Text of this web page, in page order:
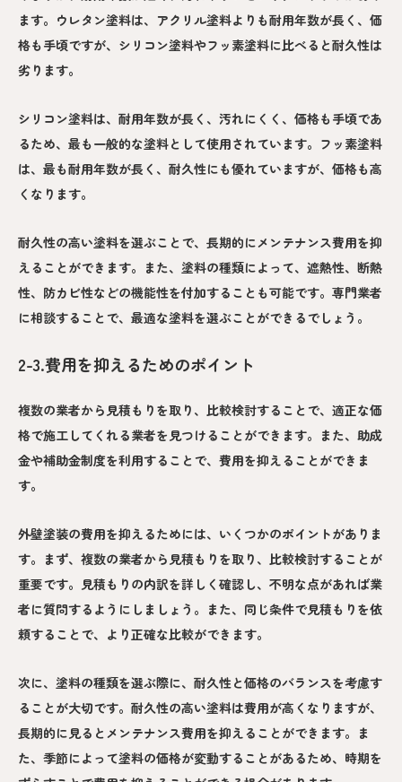
ます。ウレタン塗料は、アクリル塗料よりも耐用年数が長く、価
格も手頃ですが、シリコン塗料やフッ素塗料に比べると耐久性は
劣ります。
シリコン塗料は、耐用年数が長く、汚れにくく、価格も手頃であ
るため、最も一般的な塗料として使用されています。フッ素塗料
は、最も耐用年数が長く、耐久性にも優れていますが、価格も高
くなります。
耐久性の高い塗料を選ぶことで、長期的にメンテナンス費用を抑
えることができます。また、塗料の種類によって、遮熱性、断熱
性、防カビ性などの機能性を付加することも可能です。専門業者
に相談することで、最適な塗料を選ぶことができるでしょう。
2-3.費用を抑えるためのポイント
複数の業者から見積もりを取り、比較検討することで、適正な価
格で施工してくれる業者を見つけることができます。また、助成
金や補助金制度を利用することで、費用を抑えることができま
す。
外壁塗装の費用を抑えるためには、いくつかのポイントがありま
す。まず、複数の業者から見積もりを取り、比較検討することが
重要です。見積もりの内訳を詳しく確認し、不明な点があれば業
者に質問するようにしましょう。また、同じ条件で見積もりを依
頼することで、より正確な比較ができます。
次に、塗料の種類を選ぶ際に、耐久性と価格のバランスを考慮す
ることが大切です。耐久性の高い塗料は費用が高くなりますが、
長期的に見るとメンテナンス費用を抑えることができます。ま
た、季節によって塗料の価格が変動することがあるため、時期を